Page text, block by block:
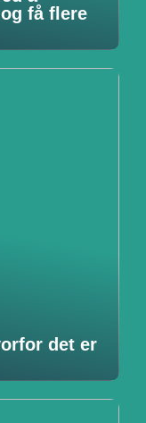
få flere
det er